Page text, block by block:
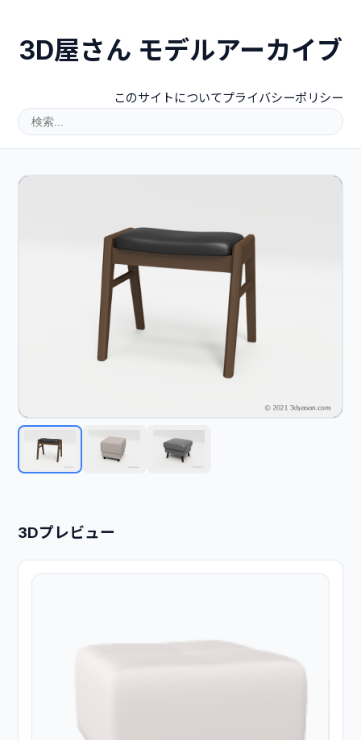
3D屋さん モデルアーカイブ
このサイトについてプライバシーポリシー
3Dプレビュー